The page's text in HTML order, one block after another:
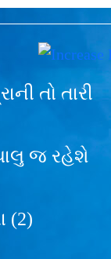
તો તારી
જ રહેશે
(2)